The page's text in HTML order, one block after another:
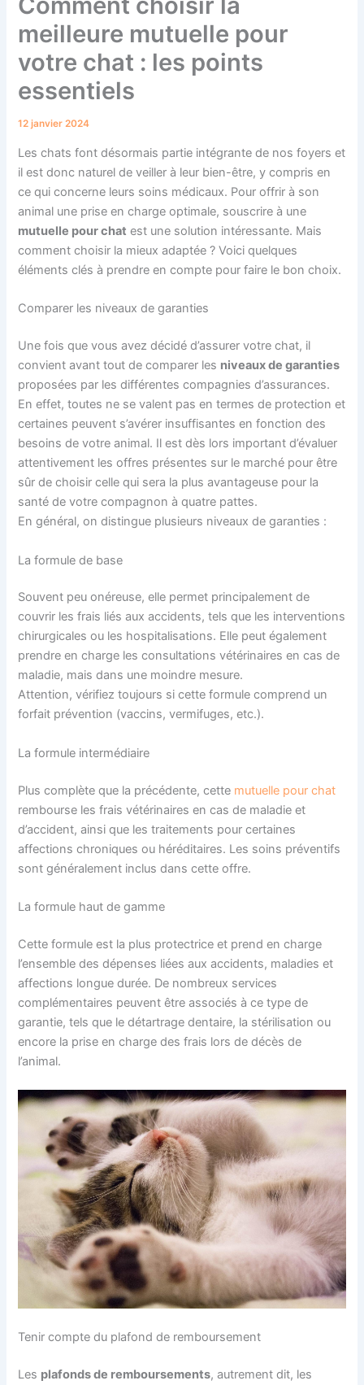
meilleure mutuelle pour
votre chat : les points
essentiels
12 janvier 2024
Les chats font désormais partie intégrante de nos foyers et
il est donc naturel de veiller à leur bien-être, y compris en
ce qui concerne leurs soins médicaux. Pour offrir à son
animal une prise en charge optimale, souscrire à une
mutuelle pour chat est une solution intéressante. Mais
comment choisir la mieux adaptée ? Voici quelques
éléments clés à prendre en compte pour faire le bon choix.
Comparer les niveaux de garanties
Une fois que vous avez décidé d’assurer votre chat, il
convient avant tout de comparer les niveaux de garanties
proposées par les différentes compagnies d’assurances.
En effet, toutes ne se valent pas en termes de protection et
certaines peuvent s’avérer insuffisantes en fonction des
besoins de votre animal. Il est dès lors important d’évaluer
attentivement les offres présentes sur le marché pour être
sûr de choisir celle qui sera la plus avantageuse pour la
santé de votre compagnon à quatre pattes.
En général, on distingue plusieurs niveaux de garanties :
La formule de base
Souvent peu onéreuse, elle permet principalement de
couvrir les frais liés aux accidents, tels que les interventions
chirurgicales ou les hospitalisations. Elle peut également
prendre en charge les consultations vétérinaires en cas de
maladie, mais dans une moindre mesure.
Attention, vérifiez toujours si cette formule comprend un
forfait prévention (vaccins, vermifuges, etc.).
La formule intermédiaire
Plus complète que la précédente, cette mutuelle pour chat
rembourse les frais vétérinaires en cas de maladie et
d’accident, ainsi que les traitements pour certaines
affections chroniques ou héréditaires. Les soins préventifs
sont généralement inclus dans cette offre.
La formule haut de gamme
Cette formule est la plus protectrice et prend en charge
l’ensemble des dépenses liées aux accidents, maladies et
affections longue durée. De nombreux services
complémentaires peuvent être associés à ce type de
garantie, tels que le détartrage dentaire, la stérilisation ou
encore la prise en charge des frais lors de décès de
l’animal.
Tenir compte du plafond de remboursement
Les plafonds de remboursements, autrement dit, les